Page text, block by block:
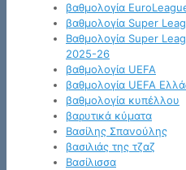
βαθμολογία
βαθμολογία Super
Βαθμολογία Super
2025-26
βαθμολογία UEFA
βαθμολογία UEFA
βαθμολογία κυπέλλου
βαρυτικά κύματα
Βασίλης Σπανούλης
βασιλιάς της τζαζ
Βασίλισσα